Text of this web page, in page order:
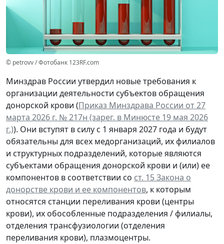
© petrovv / Фотобанк 123RF.com
Минздрав России утвердил новые требования к
организации деятельности субъектов обращения
донорской крови (Приказ Минздрава России от 27
марта 2026 г. № 217н (зарег. в Минюсте 19 мая 2026
г.)). Они вступят в силу с 1 января 2027 года и будут
обязательны для всех медорганизаций, их филиалов
и структурных подразделений, которые являются
субъектами обращения донорской крови и (или) ее
компонентов в соответствии со ст. 15 Закона о
донорстве крови и ее компонентов, к которым
относятся станции переливания крови (центры
крови), их обособленные подразделения / филиалы,
отделения трансфузиологии (отделения
переливания крови), плазмоцентры.